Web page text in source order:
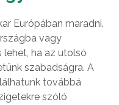
Európában maradni.
vagy
ha az utolsó
szabadságra. A
továbbá
szóló